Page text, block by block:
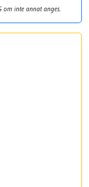
om inte annat anges.